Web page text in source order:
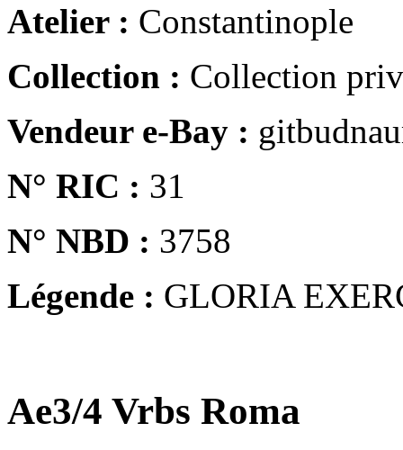
Atelier : Constantinople
Collection : Collection
Vendeur e-Bay :
N° RIC : 31
N° NBD : 3758
Légende : GLORIA
Ae3/4 Vrbs Roma